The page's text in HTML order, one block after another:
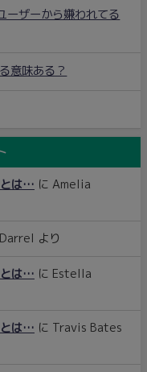
ーザーから嫌われてる
意味ある？
とは… に Amelia
Darrel より
とは… に Estella
とは… に Travis Bates